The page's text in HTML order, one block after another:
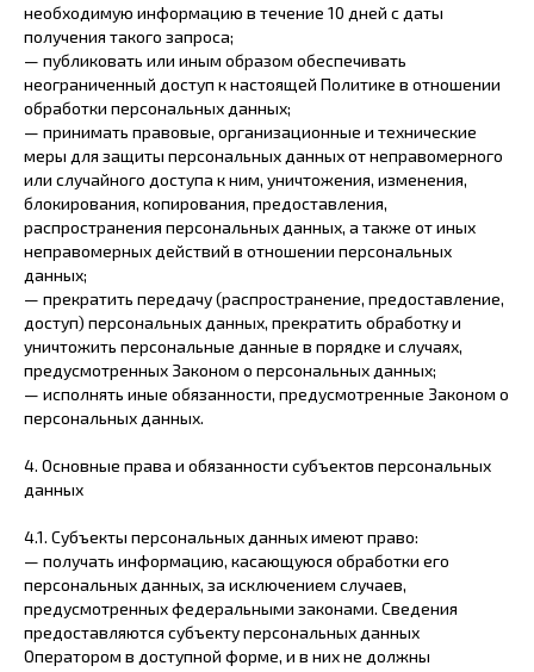
необходимую информацию в течение 10 дней с даты
получения такого запроса;
— публиковать или иным образом обеспечивать
неограниченный доступ к настоящей Политике в отношении
обработки персональных данных;
— принимать правовые, организационные и технические
меры для защиты персональных данных от неправомерного
или случайного доступа к ним, уничтожения, изменения,
блокирования, копирования, предоставления,
распространения персональных данных, а также от иных
неправомерных действий в отношении персональных
данных;
— прекратить передачу (распространение, предоставление,
доступ) персональных данных, прекратить обработку и
уничтожить персональные данные в порядке и случаях,
предусмотренных Законом о персональных данных;
— исполнять иные обязанности, предусмотренные Законом о
персональных данных.
4. Основные права и обязанности субъектов персональных
данных
4.1. Субъекты персональных данных имеют право:
— получать информацию, касающуюся обработки его
персональных данных, за исключением случаев,
предусмотренных федеральными законами. Сведения
предоставляются субъекту персональных данных
Оператором в доступной форме, и в них не должны